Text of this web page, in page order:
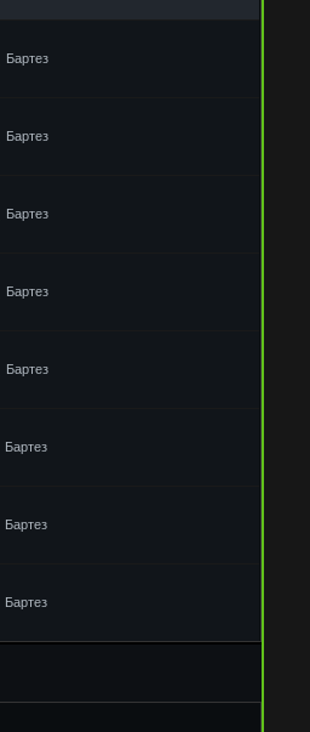
Бартез
Бартез
Бартез
Бартез
Бартез
Бартез
Бартез
Бартез